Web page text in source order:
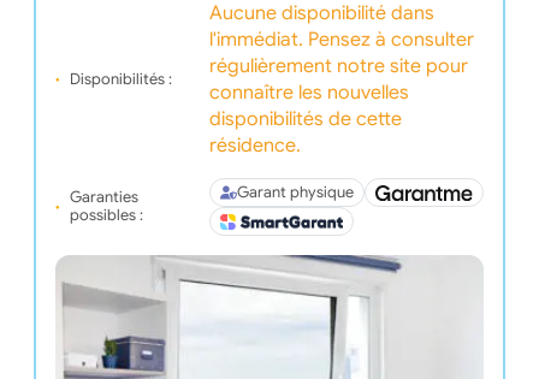
Disponibilités :
Aucune disponibilité dans
l'immédiat. Pensez à consulter
régulièrement notre site pour
connaître les nouvelles
disponibilités de cette
résidence.
Garanties
possibles :
Garant physique